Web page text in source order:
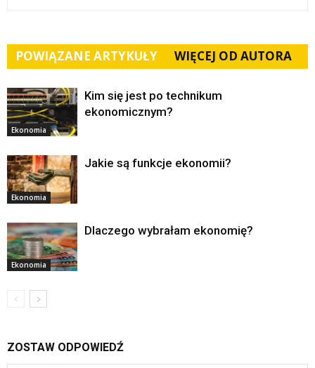
POWIĄZANE ARTYKUŁY WIĘCEJ OD AUTORA
Ekonomia
Kim się jest po technikum
ekonomicznym?
Ekonomia
Jakie są funkcje ekonomii?
Ekonomia
Dlaczego wybrałam ekonomię?
ZOSTAW ODPOWIEDŹ